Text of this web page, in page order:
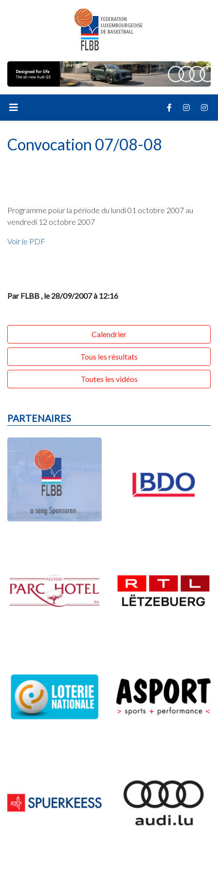
Convocation 07/08-08
Programme poiur la période du lundi 01 octobre 2007 au
vendredi 12 octobre 2007
Voir le PDF
Par FLBB , le 28/09/2007 à 12:16
Calendrier
Tous les résultats
Toutes les vidéos
PARTENAIRES